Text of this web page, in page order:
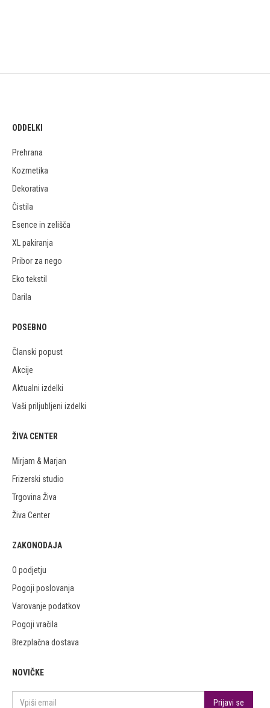
ODDELKI
Prehrana
Kozmetika
Dekorativa
Čistila
Esence in zelišča
XL pakiranja
Pribor za nego
Eko tekstil
Darila
POSEBNO
Članski popust
Akcije
Aktualni izdelki
Vaši priljubljeni izdelki
ŽIVA CENTER
Mirjam & Marjan
Frizerski studio
Trgovina Živa
Živa Center
ZAKONODAJA
O podjetju
Pogoji poslovanja
Varovanje podatkov
Pogoji vračila
Brezplačna dostava
NOVIČKE